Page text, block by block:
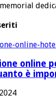
online
è